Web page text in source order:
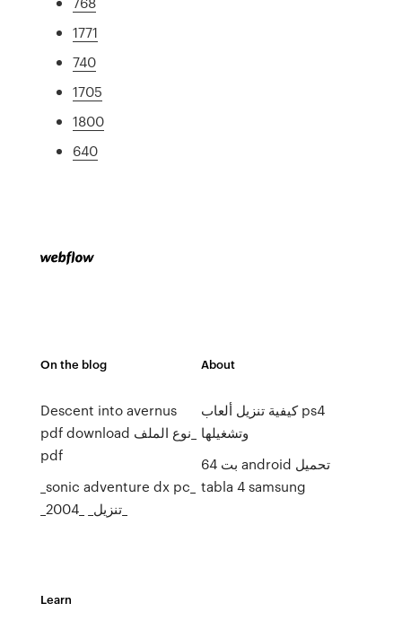
1771
740
1705
1800
640
On the blog
Descent into avernus
pdf download نوع الملف_
pdf
_sonic adventure dx pc_
_2004_ _تنزيل_
About
كيفية تنزيل ألعاب ps4
وتشغيلها
64 بت android تحميل
tabla 4 samsung
Learn